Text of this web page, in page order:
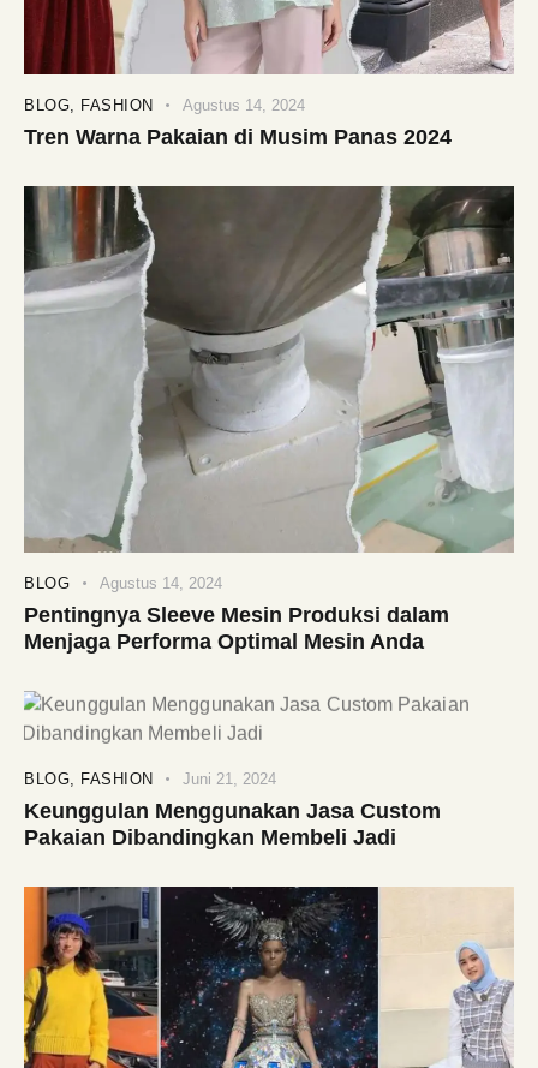
BLOG, FASHION Agustus 14, 2024
Tren Warna Pakaian di Musim Panas 2024
BLOG Agustus 14, 2024
Pentingnya Sleeve Mesin Produksi dalam
Menjaga Performa Optimal Mesin Anda
BLOG FASHION Juni 21, 2024
Keunggulan Menggunakan Jasa Custom
Pakaian Dibandingkan Membeli Jadi